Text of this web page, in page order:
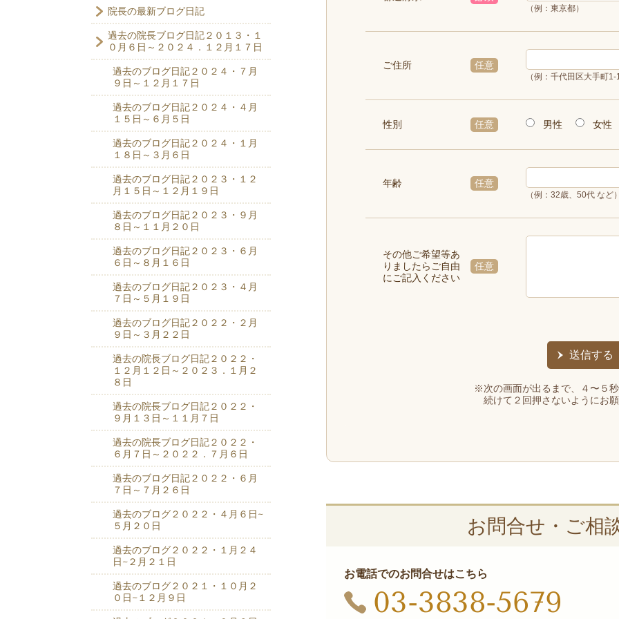
（例：東京都）
ご住所 任意
（例：千代田区大手町1-
性別 任意 男性 女性
年齢 任意
（例：32歳、50代 など）
その他ご希望等あ
りましたらご自由
にご記入ください
任意
※次の画面が出るまで、４〜５秒
続けて２回押さないようにお願
お問合せ・ご相
お電話でのお問合せはこちら
03-3838-5679
院長の最新ブログ日記
過去の院長ブログ日記２０１３・１
０月６日～２０２４．１２月１７日
過去のブログ日記２０２４・７月
９日～１２月１７日
過去のブログ日記２０２４・４月
１５日～６月５日
過去のブログ日記２０２４・１月
１８日～３月６日
過去のブログ日記２０２３・１２
月１５日～１２月１９日
過去のブログ日記２０２３・９月
８日～１１月２０日
過去のブログ日記２０２３・６月
６日～８月１６日
過去のブログ日記２０２３・４月
７日～５月１９日
過去のブログ日記２０２２・２月
９日～３月２２日
過去の院長ブログ日記２０２２・
１２月１２日～２０２３．１月２
８日
過去の院長ブログ日記２０２２・
９月１３日～１１月７日
過去の院長ブログ日記２０２２・
６月７日～２０２２．７月６日
過去のブログ日記２０２２・６月
７日～７月２６日
過去のブログ２０２２・４月６日~
５月２０日
過去のブログ２０２２・１月２４
日~２月２１日
過去のブログ２０２１・１０月２
０日~１２月９日